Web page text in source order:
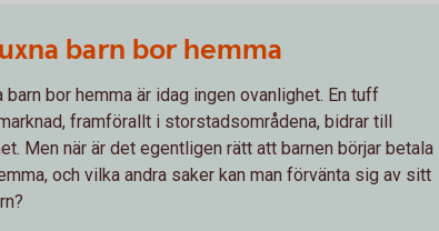
barn bor hemma
barn bor hemma är idag ingen ovanlighet. En tuff
framförallt i storstadsområdena, bidrar till
Men när är det egentligen rätt att barnen börjar betala
och vilka andra saker kan man förvänta sig av sitt